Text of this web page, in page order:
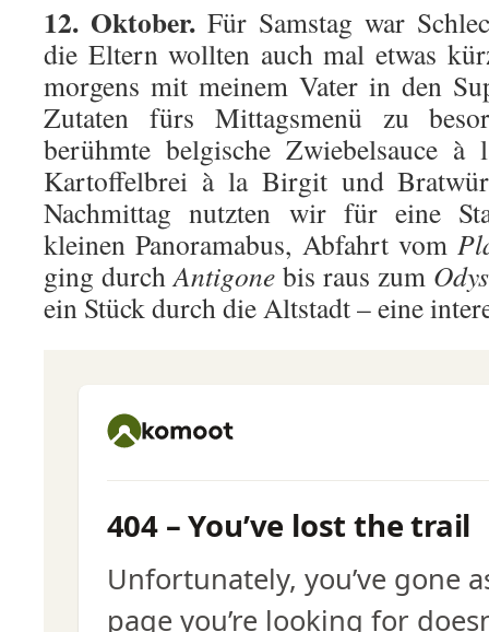
12. Oktober. Für Samstag war
die Eltern wollten auch mal etwas
morgens mit meinem Vater in den
Zutaten fürs Mittagsmenü zu
berühmte belgische Zwiebelsauce à
Kartoffelbrei à la Birgit und
Nachmittag nutzten wir für eine
kleinen Panoramabus, Abfahrt vom
ging durchAntigone bis raus zum
ein Stück durch die Altstadt – eine